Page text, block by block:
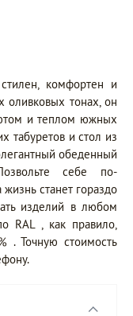
комфортен и
тонах, он
и теплом южных
табуретов и стол из
обеденный
себе по-
станет гораздо
изделий в любом
RAL , как правило,
. Точную стоимость